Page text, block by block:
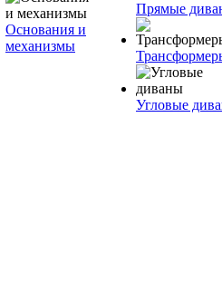
Основания и
механизмы
Прямые
Угловые